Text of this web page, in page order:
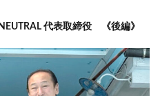
代表取締役 《後編》